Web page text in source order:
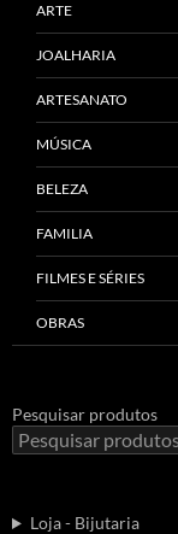
ARTE
JOALHARIA
ARTESANATO
MÚSICA
BELEZA
FAMILIA
FILMES E SÉRIES
OBRAS
Pesquisar produtos
Loja - Bijutaria